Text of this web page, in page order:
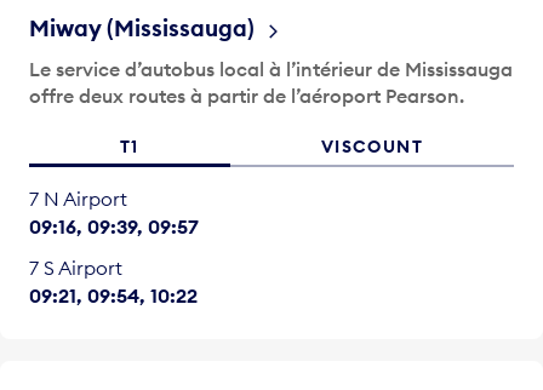
Miway (Mississauga)
Le service d’autobus local à l’intérieur de Mississauga
offre deux routes à partir de l’aéroport Pearson.
T1 VISCOUNT
7 N Airport
09:16 09:39 09:57
7 S Airport
09:21 09:54 10:22